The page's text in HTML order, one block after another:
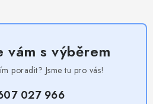
vám s výběrem
poradit? Jsme tu pro vás!
027 966